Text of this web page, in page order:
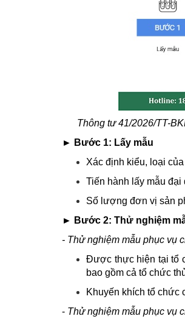
Thông tư 41/2026/TT-
► Bước 1: Lấy mẫu
Xác định kiểu, loại
Tiến hành lấy mẫu đại
Số lượng đơn vị sản
► Bước 2: Thử nghiệm
- Thử nghiệm mẫu phục vụ
Được thực hiện tại tổ
bao gồm cả tổ chức
Khuyến khích tổ
- Thử nghiệm mẫu phục vụ